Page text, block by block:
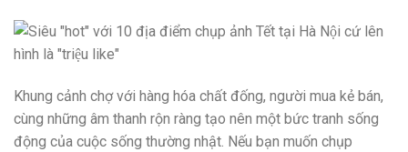
Khung cảnh chợ với hàng hóa chất đống, người mua kẻ bán,
cùng những âm thanh rộn ràng tạo nên một bức tranh sống
động của cuộc sống thường nhật. Nếu bạn muốn chụp